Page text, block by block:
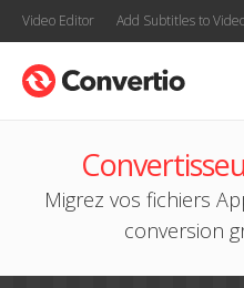
Video Editor Add Subtitles to
Migrez vos fichiers
conversion